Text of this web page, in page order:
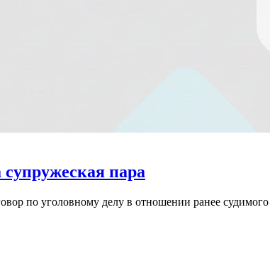
пара
по уголовному делу в отношении ранее